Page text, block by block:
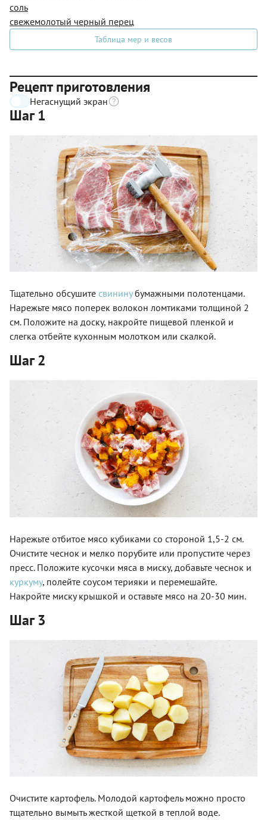
соль
свежемолотый черный перец
Таблица мер и весов
Рецепт приготовления
Негаснущий экран
Шаг 1
Тщательно обсушите свининубумажными полотенцами.
Нарежьте мясо поперек волокон ломтиками толщиной 2
см. Положите на доску, накройте пищевой пленкой и
слегка отбейте кухонным молотком или скалкой.
Шаг 2
Нарежьте отбитое мясо кубиками со стороной 1,5-2 см.
Очистите чеснок и мелко порубите или пропустите через
пресс. Положите кусочки мяса в миску, добавьте чеснок и
куркуму, полейте соусом терияки и перемешайте.
Накройте миску крышкой и оставьте мясо на 20-30 мин.
Шаг 3
Очистите картофель. Молодой картофель можно просто
тщательно вымыть жесткой щеткой в теплой воде.